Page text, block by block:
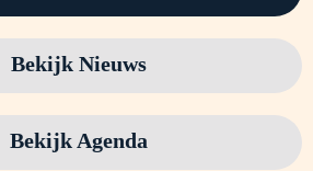
Bekijk Nieuws
Bekijk Agenda